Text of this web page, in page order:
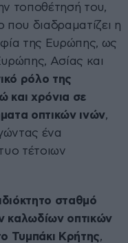
τοποθέτησή του,
διαδραματίζει η
της Ευρώπης, ως
Ασίας και
ρόλο της
και χρόνια σε
οπτικών ινών,
ένα
τέτοιων
ιδιόκτητο σταθμό
καλωδίων οπτικών
Τυμπάκι Κρήτης,